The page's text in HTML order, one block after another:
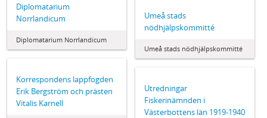
Diplomatarium
Norrlandicum
Diplomatarium Norrlandicum
Umeå stads
nödhjälpskommitté
Umeå stads nödhjälpskommitté
Korrespondens lappfogden
Erik Bergström och prästen
Vitalis Karnell
Utredningar
Fiskerinämnden i
Västerbottens län 1919-1940